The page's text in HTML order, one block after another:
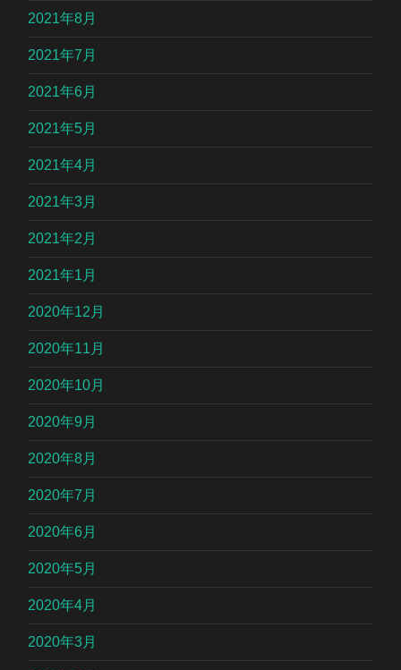
2021年8月
2021年7月
2021年6月
2021年5月
2021年4月
2021年3月
2021年2月
2021年1月
2020年12月
2020年11月
2020年10月
2020年9月
2020年8月
2020年7月
2020年6月
2020年5月
2020年4月
2020年3月